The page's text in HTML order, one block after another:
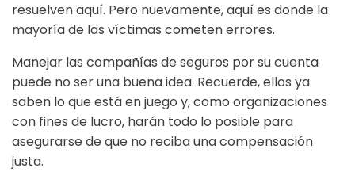
resuelven aquí. Pero nuevamente, aquí es donde la
mayoría de las víctimas cometen errores.
Manejar las compañías de seguros por su cuenta
puede no ser una buena idea. Recuerde, ellos ya
saben lo que está en juego y, como organizaciones
con fines de lucro, harán todo lo posible para
asegurarse de que no reciba una compensación
justa.